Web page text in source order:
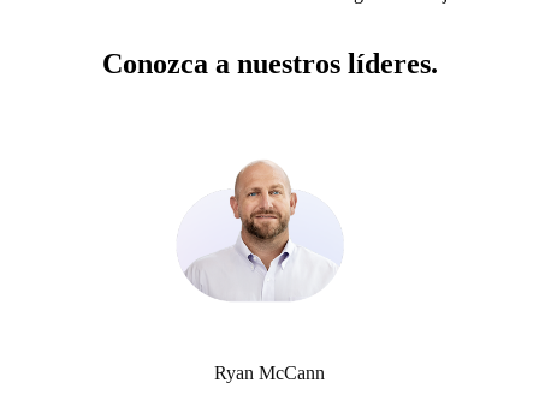
Conozca a nuestros líderes.
Ryan McCann